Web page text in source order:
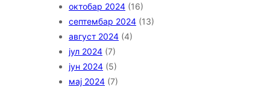
октобар 2024 (16)
септембар 2024 (13)
август 2024 (4)
јул 2024 (7)
јун 2024 (5)
мај 2024 (7)